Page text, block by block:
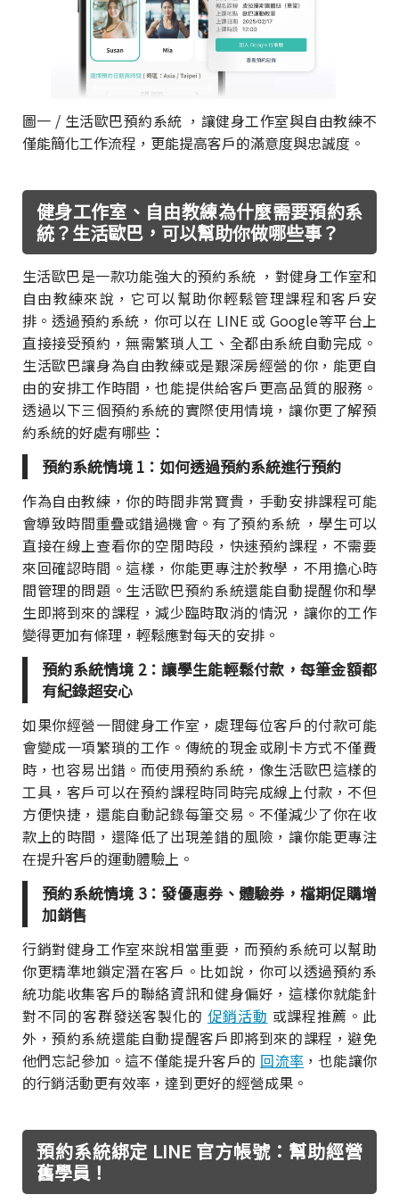
圖一 / 生活歐巴預約系統 ，讓健身工作室與自由教練不
僅能簡化工作流程，更能提高客戶的滿意度與忠誠度。
健身工作室、自由教練為什麼需要預約系
統？生活歐巴，可以幫助你做哪些事？
生活歐巴是一款功能強大的預約系統 ，對健身工作室和
自由教練來說，它可以幫助你輕鬆管理課程和客戶安
排。透過預約系統，你可以在 LINE 或 Google等平台上
直接接受預約，無需繁瑣人工、全都由系統自動完成。
生活歐巴讓身為自由教練或是艱深房經營的你，能更自
由的安排工作時間，也能提供給客戶更高品質的服務。
透過以下三個預約系統的實際使用情境，讓你更了解預
約系統的好處有哪些：
預約系統情境 1：如何透過預約系統進行預約
作為自由教練，你的時間非常寶貴，手動安排課程可能
會導致時間重疊或錯過機會。有了預約系統 ，學生可以
直接在線上查看你的空閒時段，快速預約課程，不需要
來回確認時間。這樣，你能更專注於教學，不用擔心時
間管理的問題。生活歐巴預約系統還能自動提醒你和學
生即將到來的課程，減少臨時取消的情況，讓你的工作
變得更加有條理，輕鬆應對每天的安排。
預約系統情境 2：讓學生能輕鬆付款，每筆金額都
有紀錄超安心
如果你經營一間健身工作室，處理每位客戶的付款可能
會變成一項繁瑣的工作。傳統的現金或刷卡方式不僅費
時，也容易出錯。而使用預約系統，像生活歐巴這樣的
工具，客戶可以在預約課程時同時完成線上付款，不但
方便快捷，還能自動記錄每筆交易。不僅減少了你在收
款上的時間，還降低了出現差錯的風險，讓你能更專注
在提升客戶的運動體驗上。
預約系統情境 3：發優惠券、體驗券，檔期促購增
加銷售
行銷對健身工作室來說相當重要，而預約系統可以幫助
你更精準地鎖定潛在客戶。比如說，你可以透過預約系
統功能收集客戶的聯絡資訊和健身偏好，這樣你就能針
對不同的客群發送客製化的 促銷活動 或課程推薦。此
外，預約系統還能自動提醒客戶即將到來的課程，避免
他們忘記參加。這不僅能提升客戶的 回流率 ，也能讓你
的行銷活動更有效率，達到更好的經營成果。
預約系統綁定 LINE 官方帳號：幫助經營
舊學員！